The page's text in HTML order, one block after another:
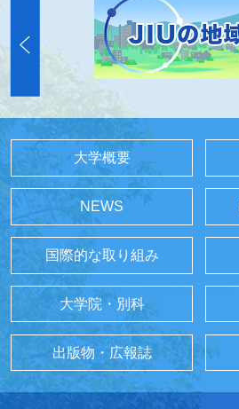
大学概要
NEWS
国際的な取り組み
大学院・別科
出版物・広報誌